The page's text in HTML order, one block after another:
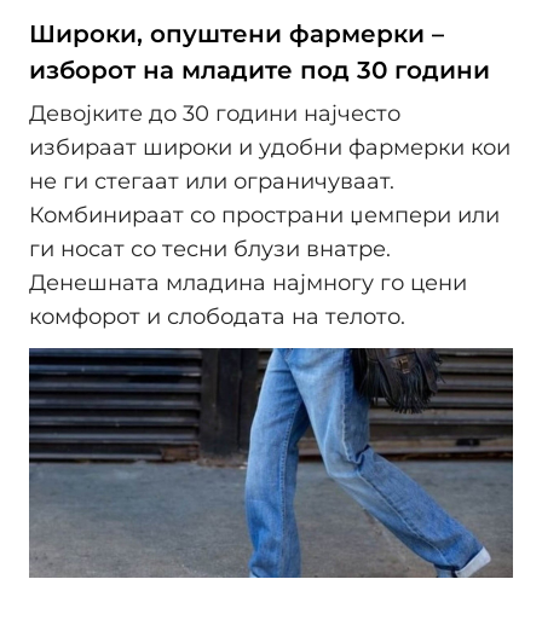
Широки, опуштени фармерки –
изборот на младите под 30 години
Девојките до 30 години најчесто
избираат широки и удобни фармерки кои
не ги стегаат или ограничуваат.
Комбинираат со пространи џемпери или
ги носат со тесни блузи внатре.
Денешната младина најмногу го цени
комфорот и слободата на телото.